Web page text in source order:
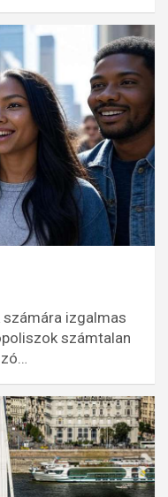
izgalmas
számtalan